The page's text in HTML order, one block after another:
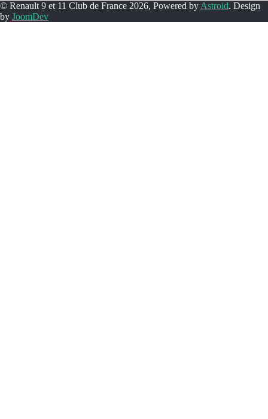
© Renault 9 et 11 Club de France 2026, Powered by Astroid. Design
by JoomDev